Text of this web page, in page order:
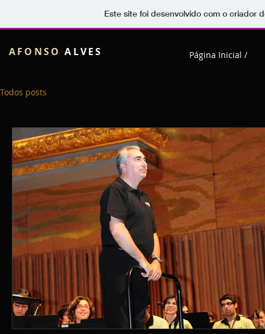
Este site foi desenvolvido com o criador
AFONSOALVES Página Inicial /
Todos posts